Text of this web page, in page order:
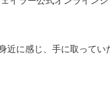
近に感じ、手に取ってい